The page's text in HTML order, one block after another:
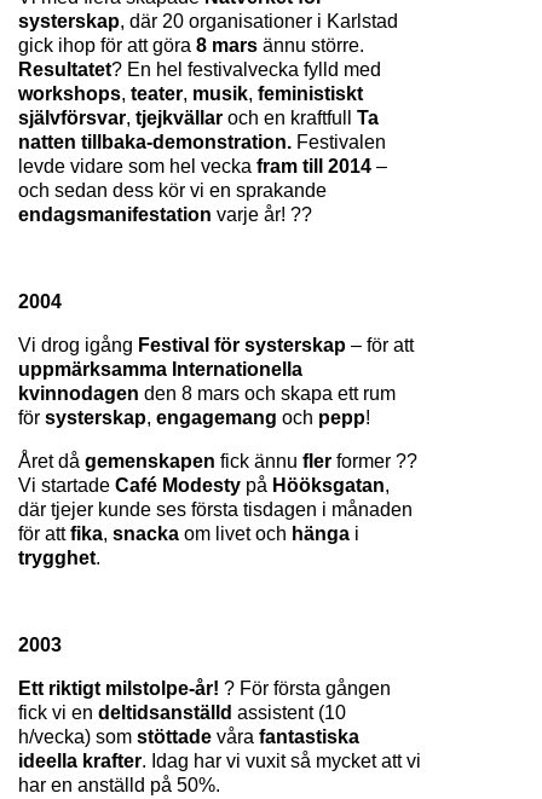
systerskap, där 20 organisationer i Karlstad
gick ihop för att göra 8 mars
Resultatet
workshops, teater, musik, feministiskt
självförsvar, tjejkvällar och en kraftfull Ta
natten tillbaka-demonstration. Festivalen
levde vidare som hel vecka fram till 2014 –
endagsmanifestation varje år! ??
2004
Vi drog igång Festival för systerskap
– för att
uppmärksamma Internationella
kvinnodagen den 8 mars och skapa ett rum
för systerskap, engagemang och pepp!
Året då gemenskapen fick ännu fler former ??
Vi startade Café Modesty på Hööksgatan,
där tjejer kunde ses första tisdagen i månaden
för att fika, snacka om livet och hänga
trygghet.
2003
Ett riktigt milstolpe-år! ? För första gången
fick vi en deltidsanställd assistent (10
h/vecka) som stöttade våra fantastiska
ideella krafter. Idag har vi vuxit så mycket att vi
har en anställd på 50%.